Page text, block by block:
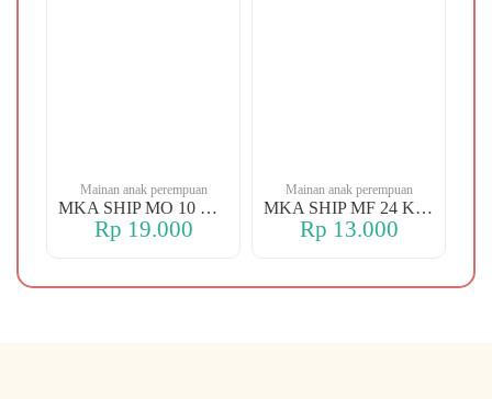
Mainan anak perempuan
MKA SHIP MO 10 CHERRY
Rp 19.000
Mainan anak perempuan
MKA SHIP MF 24 KERANJANG
Rp 13.000